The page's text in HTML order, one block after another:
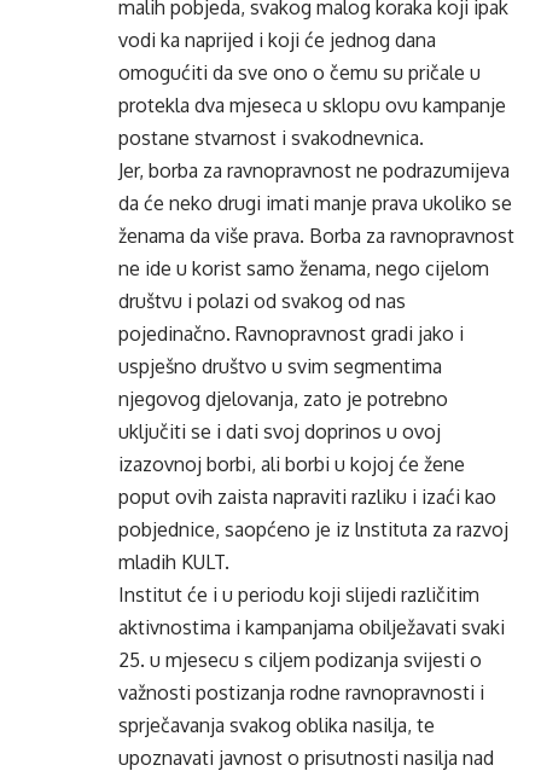
malih pobjeda, svakog malog koraka koji ipak
vodi ka naprijed i koji će jednog dana
omogućiti da sve ono o čemu su pričale u
protekla dva mjeseca u sklopu ovu kampanje
postane stvarnost i svakodnevnica.
Jer, borba za ravnopravnost ne podrazumijeva
da će neko drugi imati manje prava ukoliko se
ženama da više prava. Borba za ravnopravnost
ne ide u korist samo ženama, nego cijelom
društvu i polazi od svakog od nas
pojedinačno. Ravnopravnost gradi jako i
uspješno društvo u svim segmentima
njegovog djelovanja, zato je potrebno
uključiti se i dati svoj doprinos u ovoj
izazovnoj borbi, ali borbi u kojoj će žene
poput ovih zaista napraviti razliku i izaći kao
pobjednice, saopćeno je iz lnstituta za razvoj
mladih KULT.
Institut će i u periodu koji slijedi različitim
aktivnostima i kampanjama obilježavati svaki
25. u mjesecu s ciljem podizanja svijesti o
važnosti postizanja rodne ravnopravnosti i
sprječavanja svakog oblika nasilja, te
upoznavati javnost o prisutnosti nasilja nad